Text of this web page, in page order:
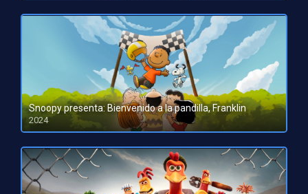
Snoopy presenta: Bienvenido a la pandilla, Franklin
2024
HD 1080pHD 720p